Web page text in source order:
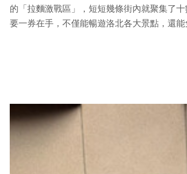
的「拉麵激戰區」，短短幾條街內就聚集了
要一券在手，不僅能暢遊洛北各大景點，還能